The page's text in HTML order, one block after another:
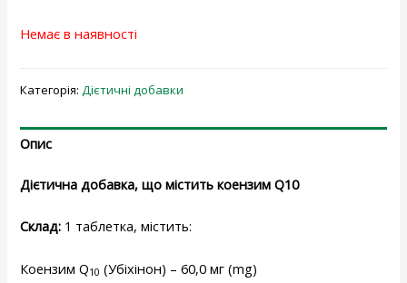
Немає в наявності
Категорія:Дієтичні добавки
Опис
Дієтична добавка, що містить коензим Q10
Склад: 1 таблетка, містить:
Коензим Q10 (Убіхінон) – 60,0 мг (mg)